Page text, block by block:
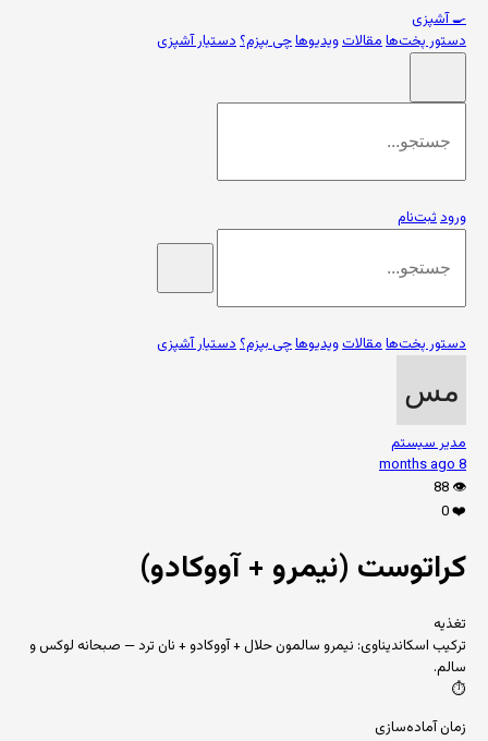
🍳آشپزی
دستور پخت‌هامقالاتویدیوهاچی بپزم؟دستیار آشپزی
ورودثبت‌نام
دستور پخت‌هامقالاتویدیوهاچی بپزم؟دستیار آشپزی
مدیر سیستم
8 months ago
👁️
88
❤️
0
کراتوست (نیمرو + آووکادو)
تغذیه
ترکیب اسکاندیناوی: نیمرو سالمون حلال + آووکادو + نان ترد — صبحانه لوکس و
سالم.
⏱️
زمان آماده‌سازی